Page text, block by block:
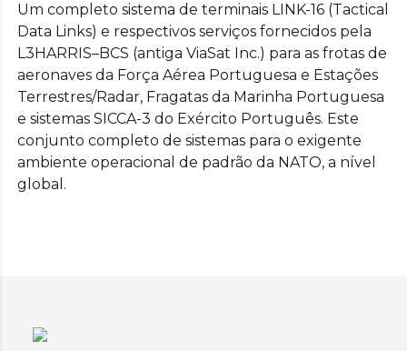
Um completo sistema de terminais LINK-16 (Tactical
Data Links) e respectivos serviços fornecidos pela
L3HARRIS–BCS (antiga ViaSat Inc.) para as frotas de
aeronaves da Força Aérea Portuguesa e Estações
Terrestres/Radar, Fragatas da Marinha Portuguesa
e sistemas SICCA-3 do Exército Português. Este
conjunto completo de sistemas para o exigente
ambiente operacional de padrão da NATO, a nível
global.